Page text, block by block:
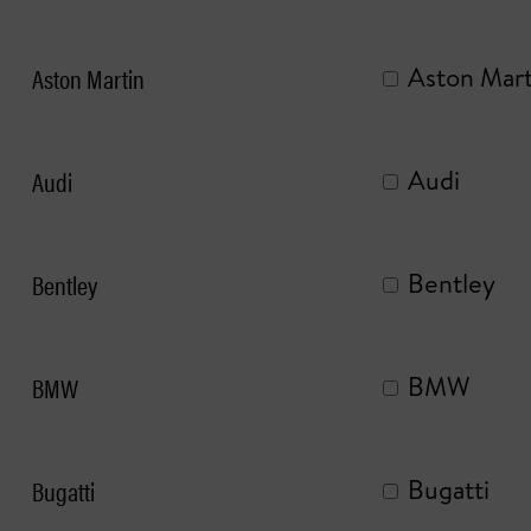
Aston Martin Aston
Audi Audi
Bentley Bentley
BMW BMW
Bugatti Bugatti